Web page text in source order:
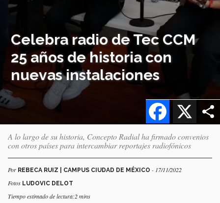
Celebra radio de Tec CCM
25 años de historia con
nuevas instalaciones
X
Facebook
A lo largo de su historia, Concepto Radial ha firmado convenios
con otros países para intercambiar reportajes radiofónicos
Por REBECA RUIZ | CAMPUS CIUDAD DE MÉXICO - 17/11/2022
Fotos LUDOVIC DELOT
Tiempo estimado de lectura:2 mins